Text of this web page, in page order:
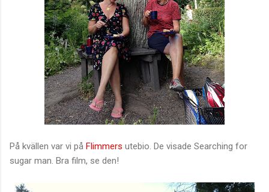
På kvällen var vi på Flimmers utebio. De visade Searching for
sugar man. Bra film, se den!